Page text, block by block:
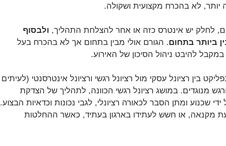
לא בהכרח מקצועית ושקולה.
לחלק יש אינטרס כזה או אחר להצלחת התהליך, ולבסוף
ביותר בתחום. הגורם אולי מבין בתחום אך לא בהכרח בעל
להיבט ניהול הסיכון של האירוע.
בין רציונל עסקי מול רציונל רגשי ורציונל אינטרסנטי (לעיתים
מנוגדים. במושג רציונל רגשי הכוונה, לתהליך של הצדקת
שכנוע ומתן הסבר לכאורה רציונלי, לגבי נכונות וכדאיות הבצוע.
מקנאה, או חשש לעתידו בארגון בעתיד, כאשר ההחלטות